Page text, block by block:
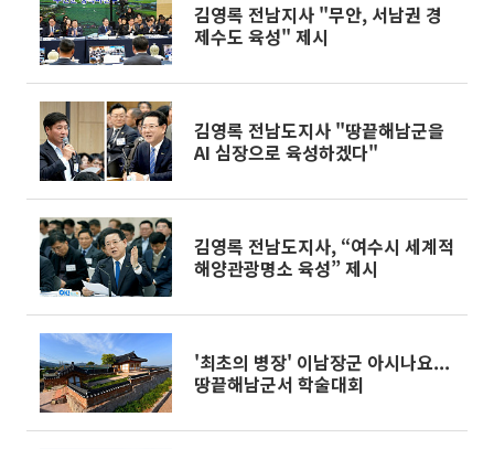
김영록 전남지사 "무안, 서남권 경
제수도 육성" 제시
김영록 전남도지사 "땅끝해남군을
AI 심장으로 육성하겠다"
김영록 전남도지사, “여수시 세계적
해양관광명소 육성” 제시
'최초의 병장' 이남장군 아시나요...
땅끝해남군서 학술대회